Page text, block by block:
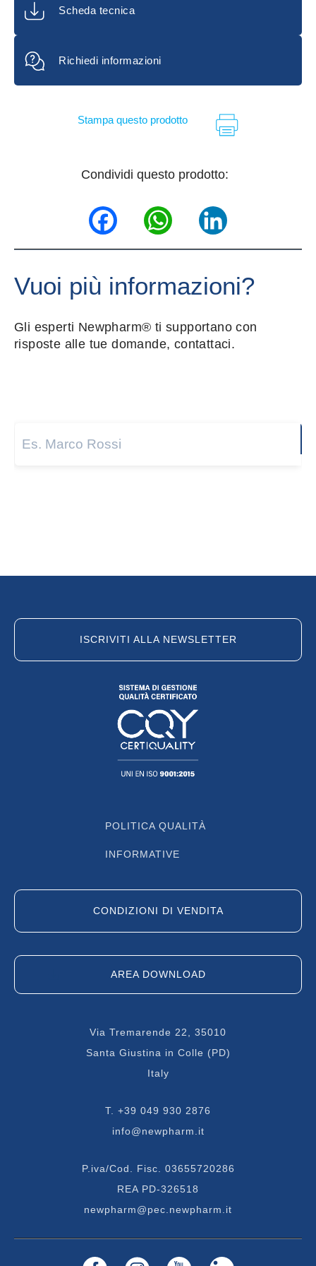
Scheda tecnica
Richiedi informazioni
Stampa questo prodotto
Condividi questo prodotto:
FacebookWhatsAppLinkedIn
Vuoi più informazioni?
Gli esperti Newpharm® ti supportano con
risposte alle tue domande, contattaci.
Via Tremarende 22, 35010
Santa Giustina in Colle (PD)
Italy
T. +39 049 930 2876
info@newpharm.it
P.iva/Cod. Fisc. 03655720286
REA PD-326518
newpharm@pec.newpharm.it
ISCRIVITI ALLA NEWSLETTER
POLITICA QUALITÀ
INFORMATIVE
CONDIZIONI DI VENDITA
AREA DOWNLOAD